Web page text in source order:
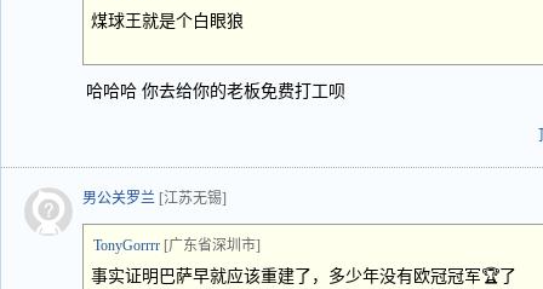
煤球王就是个白眼狼
哈哈哈 你去给你的老板免费打工呗
男公关罗兰 [江苏无锡]
TonyGorrrr [广东省深圳市]
事实证明巴萨早就应该重建了，多少年没有欧冠冠军🏆了